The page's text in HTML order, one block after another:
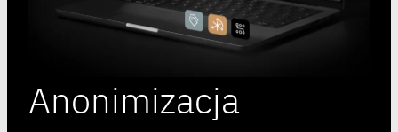
Anonimizacja